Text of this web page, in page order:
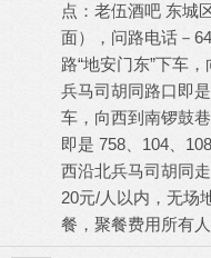
点：老伍酒吧 东城
面），问路电话－
路“地安门东”下车
兵马司胡同路口即
车，向西到南锣鼓
即是 758、104、
西沿北兵马司胡同
20元/人以内，无场
餐，聚餐费用所有人